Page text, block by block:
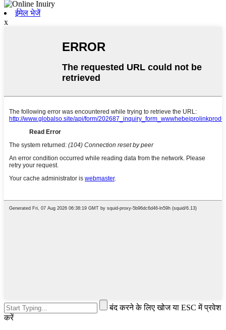
ईमेल भेजें
x
बंद करने के लिए खोज या ESC में प्रवेश
करें